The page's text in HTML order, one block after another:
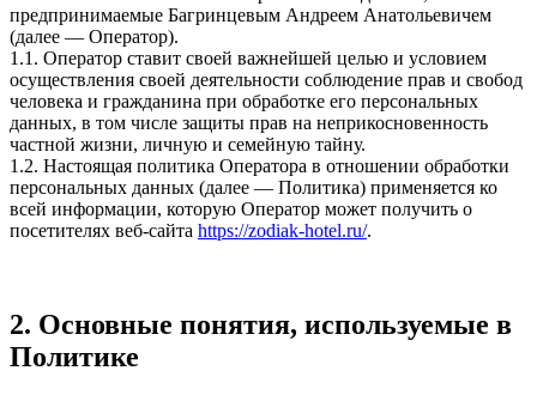
предпринимаемые Багринцевым Андреем Анатольевичем
(далее — Оператор).
1.1. Оператор ставит своей важнейшей целью и условием
осуществления своей деятельности соблюдение прав и свобод
человека и гражданина при обработке его персональных
данных, в том числе защиты прав на неприкосновенность
частной жизни, личную и семейную тайну.
1.2. Настоящая политика Оператора в отношении обработки
персональных данных (далее — Политика) применяется ко
всей информации, которую Оператор может получить о
посетителях веб-сайта https://zodiak-hotel.ru/.
2. Основные понятия, используемые в
Политике